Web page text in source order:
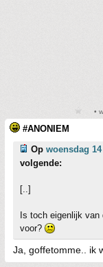
•
#ANONIEM
Op woensdag
volgende:
[..]
Is toch eigenlijk
voor?
Ja, goffetomme.. ik